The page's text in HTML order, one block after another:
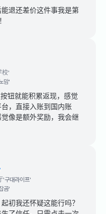
'
'
钮就能积累返现，感觉
，直接入账到国内账
像是额外奖励，我会继
대라이프'
'
初我还怀疑这能行吗？
了信任。只需点击一次
向YouTube观众和学员